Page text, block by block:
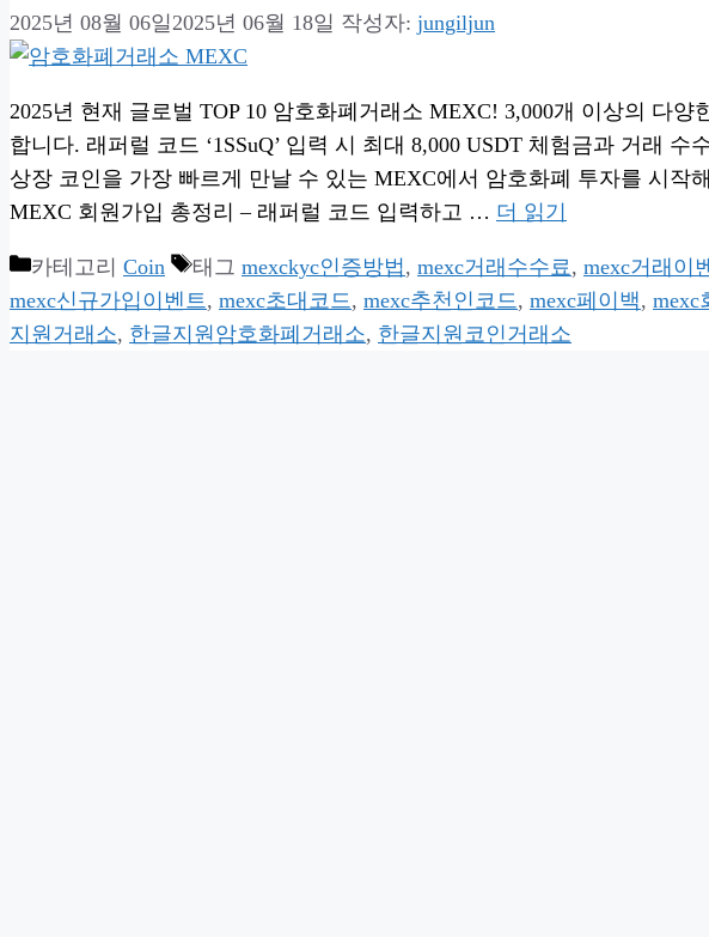
2025년 08월 06일 2025년 06월 18일 작성자: jungiljun
2025년 현재 글로벌 TOP 10 암호화폐거래소 MEXC! 3,000개 이상의 다
합니다. 래퍼럴 코드 ‘1SSuQ’ 입력 시 최대 8,000 USDT 체험금과 거래
상장 코인을 가장 빠르게 만날 수 있는 MEXC에서 암호화폐 투자를 시작
MEXC 회원가입 총정리 – 래퍼럴 코드 입력하고 … 더 읽기
카테고리 Coin 태그 mexckyc인증방법 , mexc거래수수료 , mexc거래이
mexc신규가입이벤트 , mexc초대코드 , mexc추천인코드 , mexc페이백, mexc
지원거래소, 한글지원암호화폐거래소, 한글지원코인거래소